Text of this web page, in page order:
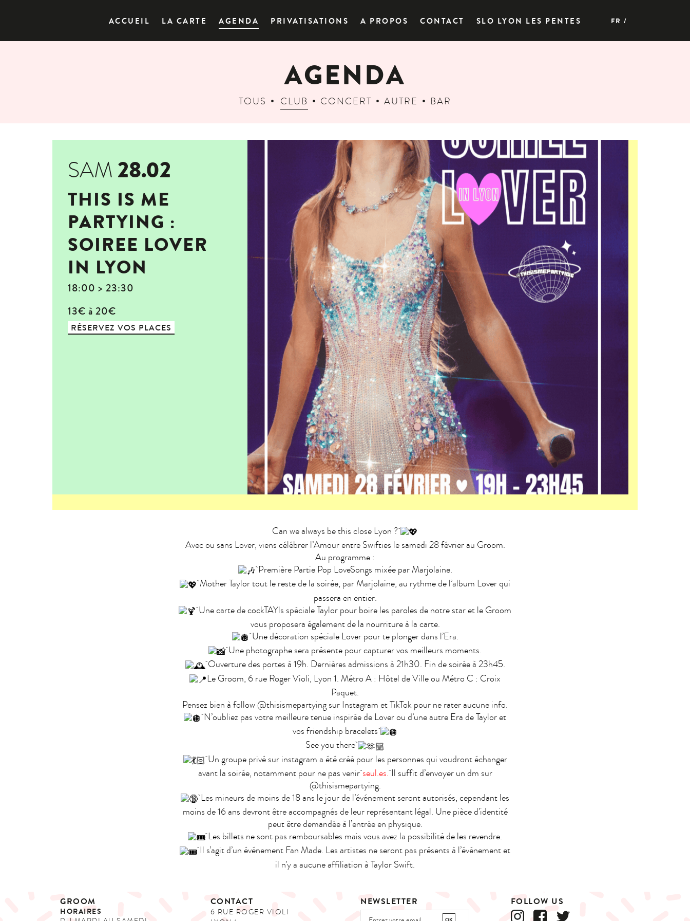
ACCUEIL LA CARTE AGENDA PRIVATISATIONS A PROPOS CONTACT SLO LYON LES PENTES FR
AGENDA
TOUS CLUB CONCERT AUTRE BAR
SAM 28.02
THIS IS ME
PARTYING :
SOIREE LOVER
IN LYON
18:00 > 23:30
13€ à 20€
RÉSERVEZ VOS PLACES
Can we always be this close Lyon ?
Avec ou sans Lover, viens célébrer l’Amour entre Swifties le samedi 28 février au Groom.
Au programme :
Première Partie Pop LoveSongs mixée par Marjolaine.
Mother Taylor tout le reste de la soirée, par Marjolaine, au rythme de l’album Lover qui
passera en entier.
Une carte de cockTAYls spéciale Taylor pour boire les paroles de notre star et le Groom
vous proposera également de la nourriture à la carte.
Une décoration spéciale Lover pour te plonger dans l’Era.
Une photographe sera présente pour capturer vos meilleurs moments.
Ouverture des portes à 19h. Dernières admissions à 21h30. Fin de soirée à 23h45.
Le Groom, 6 rue Roger Violi, Lyon 1. Métro A : Hôtel de Ville ou Métro C : Croix
Paquet.
Pensez bien à follow @thisismepartying sur Instagram et TikTok pour ne rater aucune info.
N’oubliez pas votre meilleure tenue inspirée de Lover ou d’une autre Era de Taylor et
vos friendship bracelets
See you there
Un groupe privé sur instagram a été créé pour les personnes qui voudront échanger
avant la soirée, notamment pour ne pas venirseul.es.Il suffit d’envoyer un dm sur
@thisismepartying.
Les mineurs de moins de 18 ans le jour de l’événement seront autorisés, cependant les
moins de 16 ans devront être accompagnés de leur représentant légal. Une pièce d’identité
peut être demandée à l’entrée en physique.
Les billets ne sont pas remboursables mais vous avez la possibilité de les revendre.
Il s’agit d’un événement Fan Made. Les artistes ne seront pas présents à l’événement et
il n’y a aucune affiliation à Taylor Swift.
GROOM
HORAIRES
CONTACT
6 RUE ROGER VIOLI
NEWSLETTER FOLLOW US